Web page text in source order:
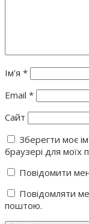
Ім'я *
Email *
Сайт
Зберегти моє
браузері для моїх
Повідомити
Повідомляти
поштою.